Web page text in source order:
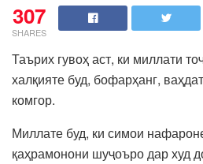
307
SHARES
Таърих гувоҳ аст, ки миллати
халқияте буд, бофарҳанг,
комгор.
Миллате буд, ки симои
қаҳрамонони шуҷоъро дар худ